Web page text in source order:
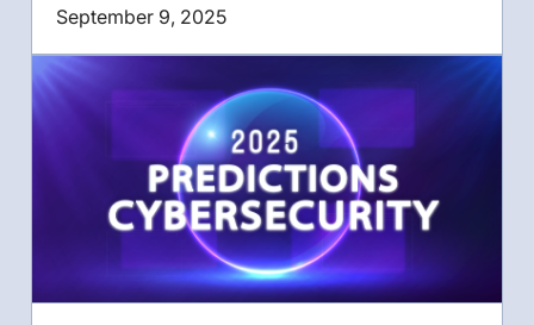
September 9, 2025